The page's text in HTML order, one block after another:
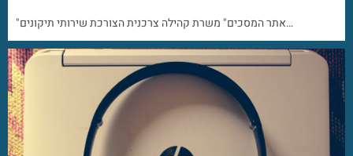
"אתר המסכים" משרת קהילה צרכנית הצורכת שירותי תיקונים…